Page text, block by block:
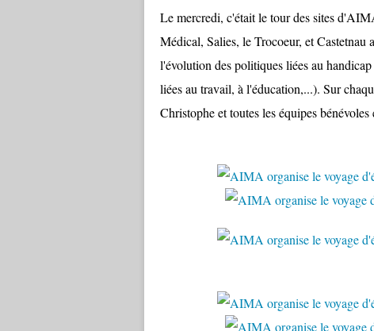
Le mercredi, c'était le tour des sites
Médical, Salies, le Trocoeur, et Castetnau
l'évolution des politiques liées au
liées au travail, à l'éducation,...). Sur
Christophe et toutes les équipes